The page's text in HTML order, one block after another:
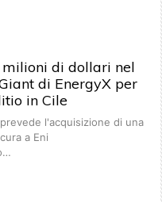
milioni di dollari nel
di EnergyX per
in Cile
l'acquisizione di una
a Eni